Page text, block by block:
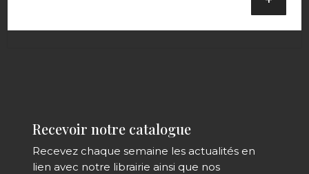
Recevoir notre catalogue
Recevez chaque semaine les actualités en
lien avec notre librairie ainsi que nos